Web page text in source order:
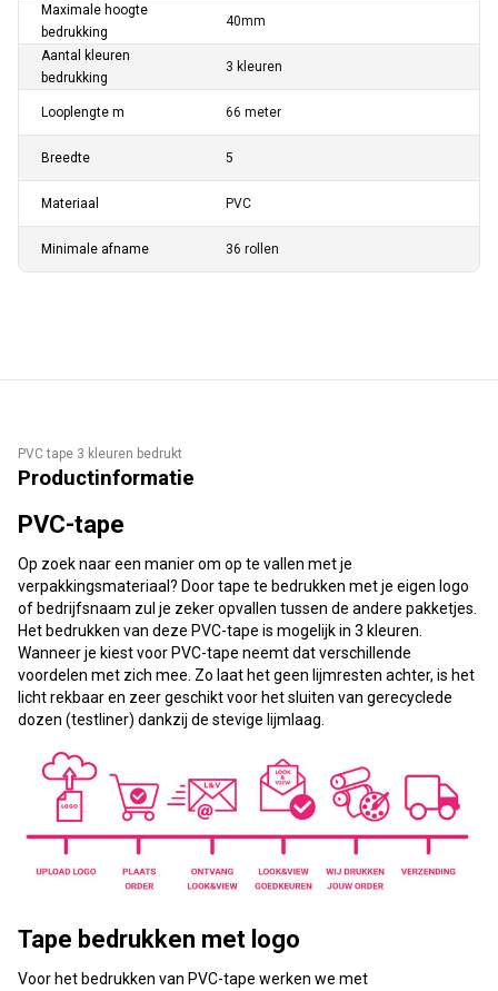
Maximale hoogte
bedrukking
40mm
Aantal kleuren
bedrukking
3 kleuren
Looplengte m 66 meter
Breedte 5
Materiaal PVC
Minimale afname 36 rollen
PVC tape 3 kleuren bedrukt
Productinformatie
PVC-tape
Op zoek naar een manier om op te vallen met je
verpakkingsmateriaal? Door tape te bedrukken met je eigen logo
of bedrijfsnaam zul je zeker opvallen tussen de andere pakketjes.
Het bedrukken van deze PVC-tape is mogelijk in 3 kleuren.
Wanneer je kiest voor PVC-tape neemt dat verschillende
voordelen met zich mee. Zo laat het geen lijmresten achter, is het
licht rekbaar en zeer geschikt voor het sluiten van gerecyclede
dozen (testliner) dankzij de stevige lijmlaag.
Tape bedrukken met logo
Voor het bedrukken van PVC-tape werken we met